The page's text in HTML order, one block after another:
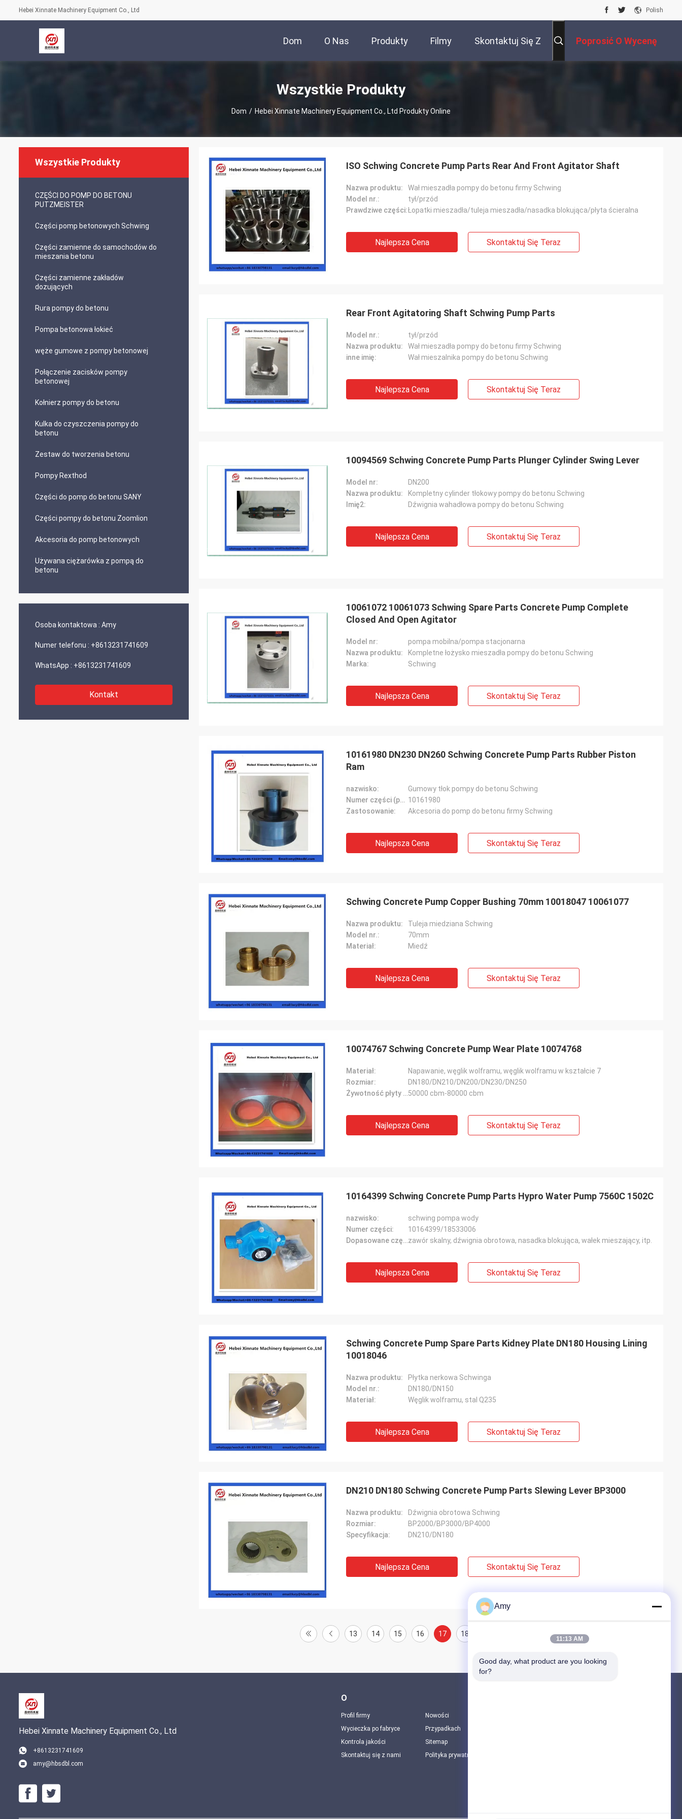
Hebei Xinnate Machinery Equipment Co., Ltd Polish
Dom O Nas Produkty Filmy Skontaktuj Się Z Poprosić O Wycenę
Wszystkie Produkty
Dom / Hebei Xinnate Machinery Equipment Co., Ltd Produkty Online
Wszystkie Produkty
CZĘŚCI DO POMP DO BETONU
PUTZMEISTER
Części pomp betonowych Schwing
Części zamienne do samochodów do
mieszania betonu
Części zamienne zakładów
dozujących
Rura pompy do betonu
Pompa betonowa łokieć
węże gumowe z pompy betonowej
Połączenie zacisków pompy
betonowej
Kołnierz pompy do betonu
Kulka do czyszczenia pompy do
betonu
Zestaw do tworzenia betonu
Pompy Rexthod
Części do pomp do betonu SANY
Części pompy do betonu Zoomlion
Akcesoria do pomp betonowych
Używana ciężarówka z pompą do
betonu
Osoba kontaktowa : Amy
Numer telefonu : +8613231741609
WhatsApp : +8613231741609
Kontakt
ISO Schwing Concrete Pump Parts Rear And Front Agitator Shaft
Nazwa produktu:
Wał mieszadła pompy do betonu firmy Schwing
Model nr.:
tył/przód
Prawdziwe części:Łopatki mieszadła/tuleja mieszadła/nasadka blokująca/płyta ścieralna
Najlepsza Cena Skontaktuj Się Teraz
Rear Front Agitatoring Shaft Schwing Pump Parts
Model nr.:
tył/przód
Nazwa produktu:
Wał mieszadła pompy do betonu firmy Schwing
inne imię:
Wał mieszalnika pompy do betonu Schwing
Najlepsza Cena Skontaktuj Się Teraz
10094569 Schwing Concrete Pump Parts Plunger Cylinder Swing Lever
Model nr:
DN200
Nazwa produktu:
Kompletny cylinder tłokowy pompy do betonu Schwing
Imię2:
Dźwignia wahadłowa pompy do betonu Schwing
Najlepsza Cena Skontaktuj Się Teraz
10061072 10061073 Schwing Spare Parts Concrete Pump Complete
Closed And Open Agitator
Model nr:
pompa mobilna/pompa stacjonarna
Nazwa produktu:
Kompletne łożysko mieszadła pompy do betonu Schwing
Marka:
Schwing
Najlepsza Cena Skontaktuj Się Teraz
10161980 DN230 DN260 Schwing Concrete Pump Parts Rubber Piston
Ram
nazwisko:
Gumowy tłok pompy do betonu Schwing
Numer części (po lewej): 10161980
Zastosowanie:
Akcesoria do pomp do betonu firmy Schwing
Najlepsza Cena Skontaktuj Się Teraz
Schwing Concrete Pump Copper Bushing 70mm 10018047 10061077
Nazwa produktu:
Tuleja miedziana Schwing
Model nr.:
70mm
Materiał:
Miedź
Najlepsza Cena Skontaktuj Się Teraz
10074767 Schwing Concrete Pump Wear Plate 10074768
Materiał:
Napawanie, węglik wolframu, węglik wolframu w kształcie 7
Rozmiar:
DN180/DN210/DN200/DN230/DN250
Żywotność płyty ściernej:50000 cbm-80000 cbm
Najlepsza Cena Skontaktuj Się Teraz
10164399 Schwing Concrete Pump Parts Hypro Water Pump 7560C 1502C
nazwisko:
schwing pompa wody
Numer części:
10164399/18533006
Dopasowane części:zawór skalny, dźwignia obrotowa, nasadka blokująca, wałek mieszający, itp.
Najlepsza Cena Skontaktuj Się Teraz
Schwing Concrete Pump Spare Parts Kidney Plate DN180 Housing Lining
10018046
Nazwa produktu:
Płytka nerkowa Schwinga
Model nr.:
DN180/DN150
Materiał:
Węglik wolframu, stal Q235
Najlepsza Cena Skontaktuj Się Teraz
DN210 DN180 Schwing Concrete Pump Parts Slewing Lever BP3000
Nazwa produktu:
Dźwignia obrotowa Schwing
Rozmiar:
BP2000/BP3000/BP4000
Specyfikacja:
DN210/DN180
Najlepsza Cena Skontaktuj Się Teraz
13 14 15 16 17 18
Hebei Xinnate Machinery Equipment Co., Ltd
+8613231741609
amy@hbsdbl.com
O
Profil firmy
Wycieczka po fabryce
Kontrola jakości
Skontaktuj się z nami
Nowości
Przypadkach
Sitemap
Polityka prywatności
Amy
11:13 AM
Good day, what product are you looking
for?